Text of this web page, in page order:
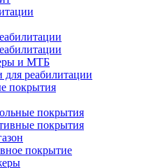
и МТБ
реабилитации
покрытия
покрытия
покрытия
покрытие